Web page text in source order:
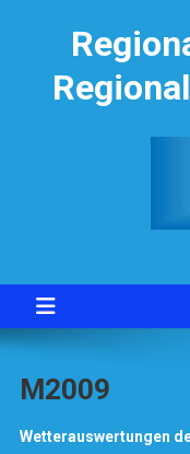
M2009
Wetterauswertungen